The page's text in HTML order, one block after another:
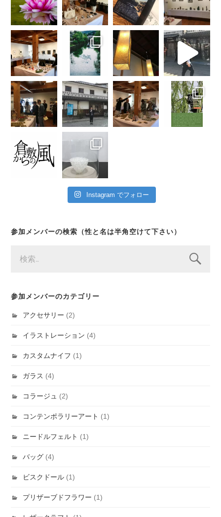
Instagram でフォロー
参加メンバーの検索（性と名は半角空けて下さい）
索:
参加メンバーのカテゴリー
アクセサリー (2)
イラストレーション (4)
カスタムナイフ (1)
ガラス (4)
コラージュ (2)
コンテンポラリーアート (1)
ニードルフェルト (1)
バッグ (4)
ビスクドール (1)
プリザーブドフラワー (1)